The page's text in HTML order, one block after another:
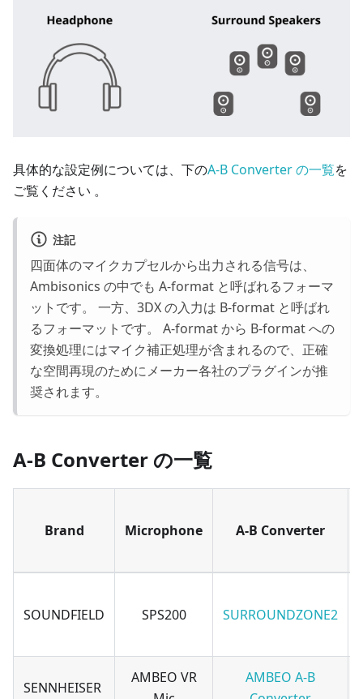
具体的な設定例については、下のA-B Converter の一覧を
ご覧ください 。
注記
四面体のマイクカプセルから出力される信号は、
Ambisonics の中でも A-format と呼ばれるフォーマ
ットです。 一方、3DX の入力は B-format と呼ばれ
るフォーマットです。 A-format から B-format への
変換処理にはマイク補正処理が含まれるので、正確
な空間再現のためにメーカー各社のプラグインが推
奨されます。
A-B Converter の一覧
Brand Microphone A-B Converter
SOUNDFIELD SPS200 SURROUNDZONE2
SENNHEISER
AMBEO VR
AMBEO A-B